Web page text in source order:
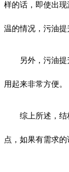
样的话，即使出
温的情况，污油提
另外，污油提升
用起来非常方便。
综上所述，结
点，如果有需求的